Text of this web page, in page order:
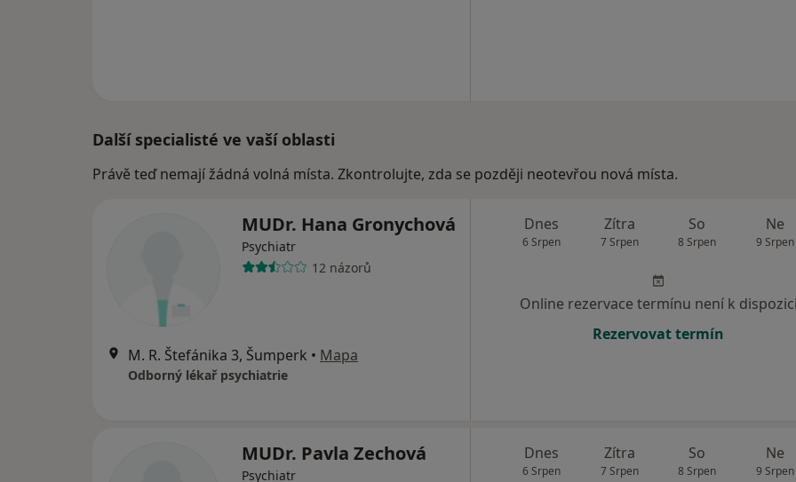
Další specialisté ve vaší oblasti
Právě teď nemají žádná volná místa. Zkontrolujte, zda se později neotevřou nová místa.
MUDr. Hana Gronychová
Psychiatr
12 názorů
M. R. Štefánika 3, Šumperk • Mapa
Odborný lékař psychiatrie
Dnes
6 Srpen
Zítra
7 Srpen
So
8 Srpen
Ne
9 Srpen
Online rezervace termínu není k dispozici
Rezervovat termín
MUDr. Pavla Zechová
Psychiatr
Dnes
6 Srpen
Zítra
7 Srpen
So
8 Srpen
Ne
9 Srpen